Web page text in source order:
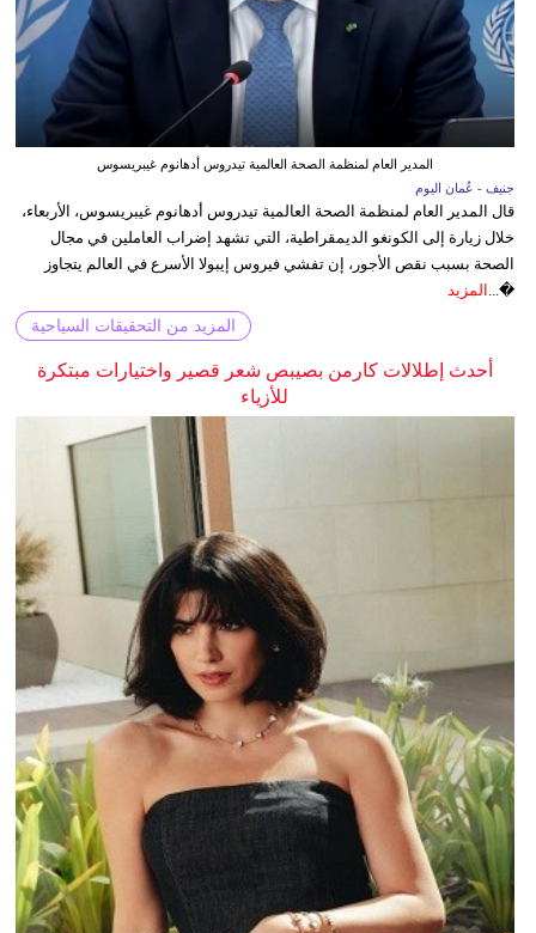
المدير العام لمنظمة الصحة العالمية تيدروس أدهانوم غيبريسوس
جنيف - عُمان اليوم
قال المدير العام لمنظمة الصحة العالمية تيدروس أدهانوم غيبريسوس، الأربعاء،
خلال زيارة إلى الكونغو الديمقراطية، التي تشهد إضراب العاملين في مجال
الصحة بسبب نقص الأجور، إن تفشي فيروس إيبولا الأسرع في العالم يتجاوز
�... المزيد
المزيد من التحقيقات السياحية
أحدث إطلالات كارمن بصيبص شعر قصير واختيارات مبتكرة
للأزياء